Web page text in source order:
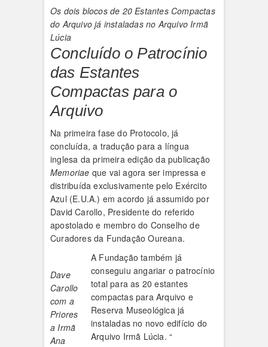
Os dois blocos de 20 Estantes Compactas
do Arquivo já instaladas no Arquivo Irmã
Lúcia
Concluído o Patrocínio
das Estantes
Compactas para o
Arquivo
Na primeira fase do Protocolo, já
concluída, a tradução para a língua
inglesa da primeira edição da publicação
Memoriae que vai agora ser impressa e
distribuída exclusivamente pelo Exército
Azul (E.U.A.) em acordo já assumido por
David Carollo, Presidente do referido
apostolado e membro do Conselho de
Curadores da Fundação Oureana.
Dave
Carollo
com a
Priores
a Irmã
Ana
A Fundação também já
conseguiu angariar o patrocínio
total para as 20 estantes
compactas para Arquivo e
Reserva Museológica já
instaladas no novo edifício do
Arquivo Irmã Lúcia. “